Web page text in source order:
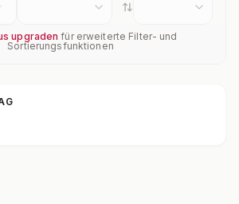
upgraden für erweiterte Filter- und
Sortierungsfunktionen